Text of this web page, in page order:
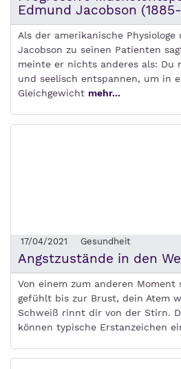
Edmund Jacobson
Als der amerikanische
Jacobson zu seinen Patienten
meinte er nichts anderes als: Du
und seelisch entspannen, um in
Gleichgewicht mehr...
17/04/2021 Gesundheit
Angstzustände in den
Von einem zum anderen Moment
gefühlt bis zur Brust, dein Atem
Schweiß rinnt dir von der Stirn.
können typische Erstanzeichen